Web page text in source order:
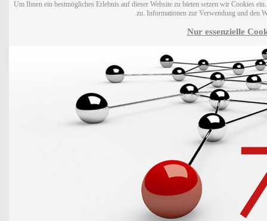
Um Ihnen ein bestmögliches Erlebnis auf dieser Website zu bieten setzen wir Cookies
zu. Informationen zur Verwendung und den
Nur essenzielle